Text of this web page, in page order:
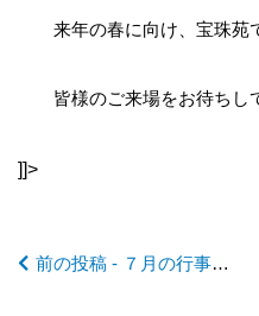
来年の春に向け、宝珠苑
皆様のご来場をお待ちし
]]>
へ
前の投稿 - ７月の行事予定♪